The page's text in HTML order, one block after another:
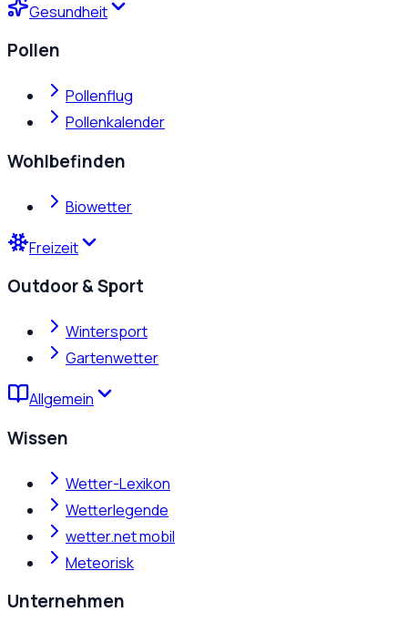
Gesundheit
Pollen
Pollenflug
Pollenkalender
Wohlbefinden
Biowetter
Freizeit
Outdoor & Sport
Wintersport
Gartenwetter
Allgemein
Wissen
Wetter-Lexikon
Wetterlegende
wetter.net mobil
Meteorisk
Unternehmen